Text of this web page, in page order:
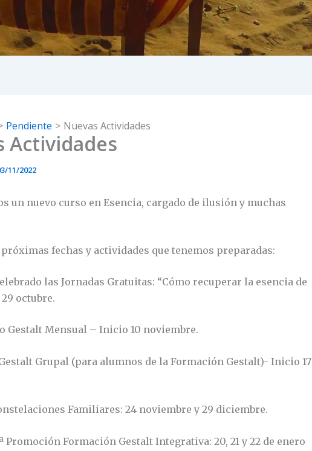
Pendiente Nuevas Actividades
Actividades
11/2022
un nuevo curso en Esencia, cargado de ilusión y muchas
fechas y actividades que tenemos preparadas:
las Jornadas Gratuitas: “Cómo recuperar la esencia de
octubre.
Gestalt Mensual – Inicio 10 noviembre.
Grupal (para alumnos de la Formación Gestalt)- Inicio 17
Familiares: 24 noviembre y 29 diciembre.
Promoción Formación Gestalt Integrativa: 20, 21 y 22 de enero